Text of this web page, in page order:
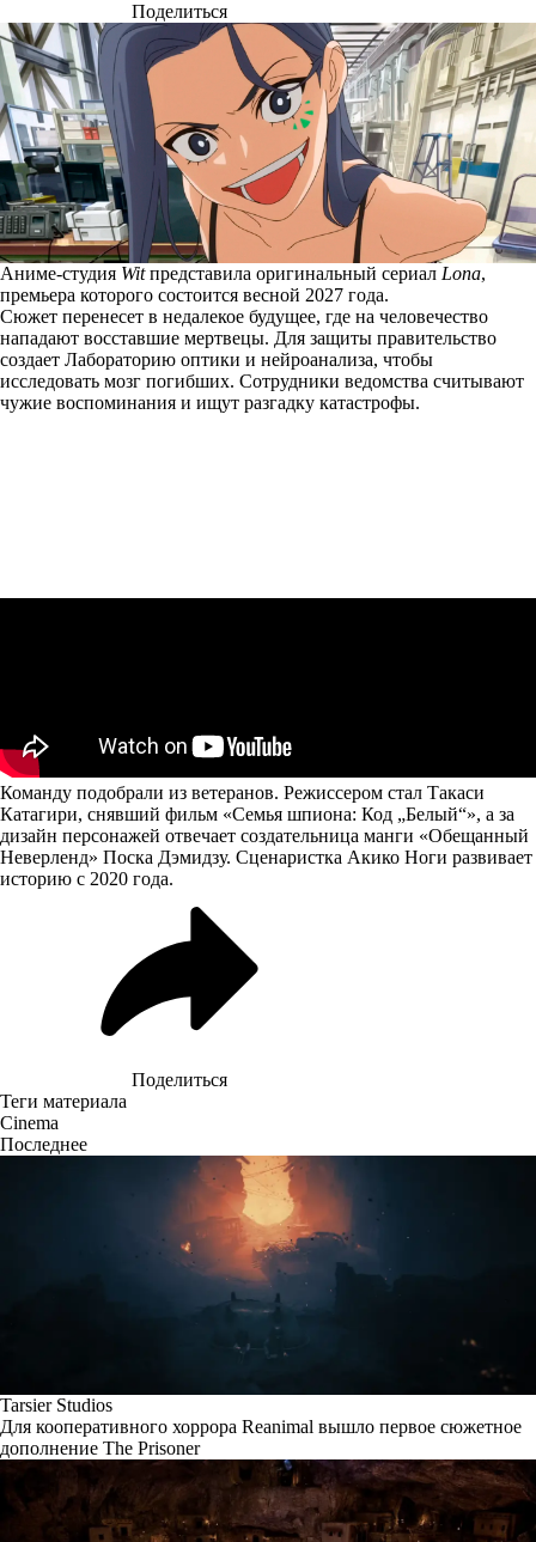
Поделиться
Аниме-студия Witпредставила оригинальный сериал Lona,
премьера которого состоится весной 2027 года.
Сюжет перенесет в недалекое будущее, где на человечество
нападают восставшие мертвецы. Для защиты правительство
создает Лабораторию оптики и нейроанализа, чтобы
исследовать мозг погибших. Сотрудники ведомства считывают
чужие воспоминания и ищут разгадку катастрофы.
Команду подобрали из ветеранов. Режиссером стал Такаси
Катагири, снявший фильм «Семья шпиона: Код „Белый“», а за
дизайн персонажей отвечает создательница манги «Обещанный
Неверленд» Поска Дэмидзу. Сценаристка Акико Ноги развивает
историю с 2020 года.
Поделиться
Теги материала
Cinema
Последнее
Tarsier Studios
Для кооперативного хоррора Reanimal вышло первое сюжетное
дополнение The Prisoner